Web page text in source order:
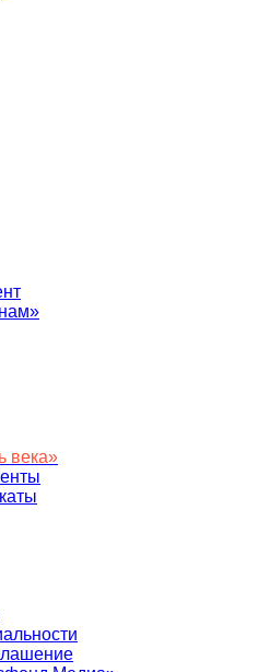
века»